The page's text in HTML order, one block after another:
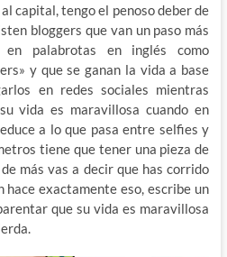
capital, tengo el penoso deber de
bloggers que van un paso más
palabrotas en inglés como
y que se ganan la vida a base
en redes sociales mientras
vida es maravillosa cuando en
a lo que pasa entre selfies y
tiene que tener una pieza de
más vas a decir que has corrido
hace exactamente eso, escribe un
que su vida es maravillosa